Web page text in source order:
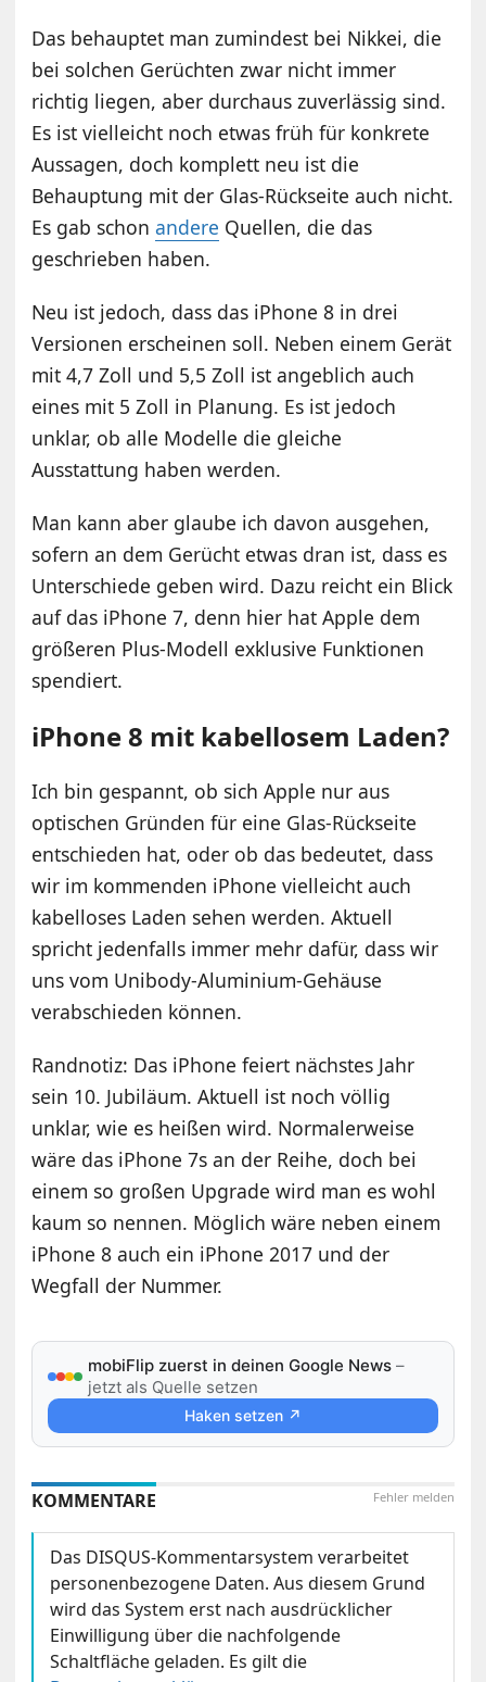
Das behauptet man zumindest bei Nikkei, die
bei solchen Gerüchten zwar nicht immer
richtig liegen, aber durchaus zuverlässig sind.
Es ist vielleicht noch etwas früh für konkrete
Aussagen, doch komplett neu ist die
Behauptung mit der Glas-Rückseite auch nicht.
Es gab schonandere Quellen, die das
geschrieben haben.
Neu ist jedoch, dass das iPhone 8 in drei
Versionen erscheinen soll. Neben einem Gerät
mit 4,7 Zoll und 5,5 Zoll ist angeblich auch
eines mit 5 Zoll in Planung. Es ist jedoch
unklar, ob alle Modelle die gleiche
Ausstattung haben werden.
Man kann aber glaube ich davon ausgehen,
sofern an dem Gerücht etwas dran ist, dass es
Unterschiede geben wird. Dazu reicht ein Blick
auf das iPhone 7, denn hier hat Apple dem
größeren Plus-Modell exklusive Funktionen
spendiert.
iPhone 8 mit kabellosem Laden?
Ich bin gespannt, ob sich Apple nur aus
optischen Gründen für eine Glas-Rückseite
entschieden hat, oder ob das bedeutet, dass
wir im kommenden iPhone vielleicht auch
kabelloses Laden sehen werden. Aktuell
spricht jedenfalls immer mehr dafür, dass wir
uns vom Unibody-Aluminium-Gehäuse
verabschieden können.
Randnotiz: Das iPhone feiert nächstes Jahr
sein 10. Jubiläum. Aktuell ist noch völlig
unklar, wie es heißen wird. Normalerweise
wäre das iPhone 7s an der Reihe, doch bei
einem so großen Upgrade wird man es wohl
kaum so nennen. Möglich wäre neben einem
iPhone 8 auch ein iPhone 2017 und der
Wegfall der Nummer.
mobiFlip zuerst in deinen Google News –
jetzt als Quelle setzen
Haken setzen ↗
Fehler melden
KOMMENTARE
Das DISQUS-Kommentarsystem verarbeitet
personenbezogene Daten. Aus diesem Grund
wird das System erst nach ausdrücklicher
Einwilligung über die nachfolgende
Schaltfläche geladen. Es gilt die